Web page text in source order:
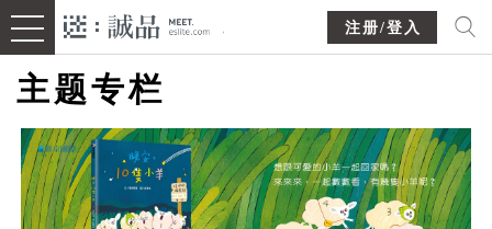
注册/登入
主题专栏